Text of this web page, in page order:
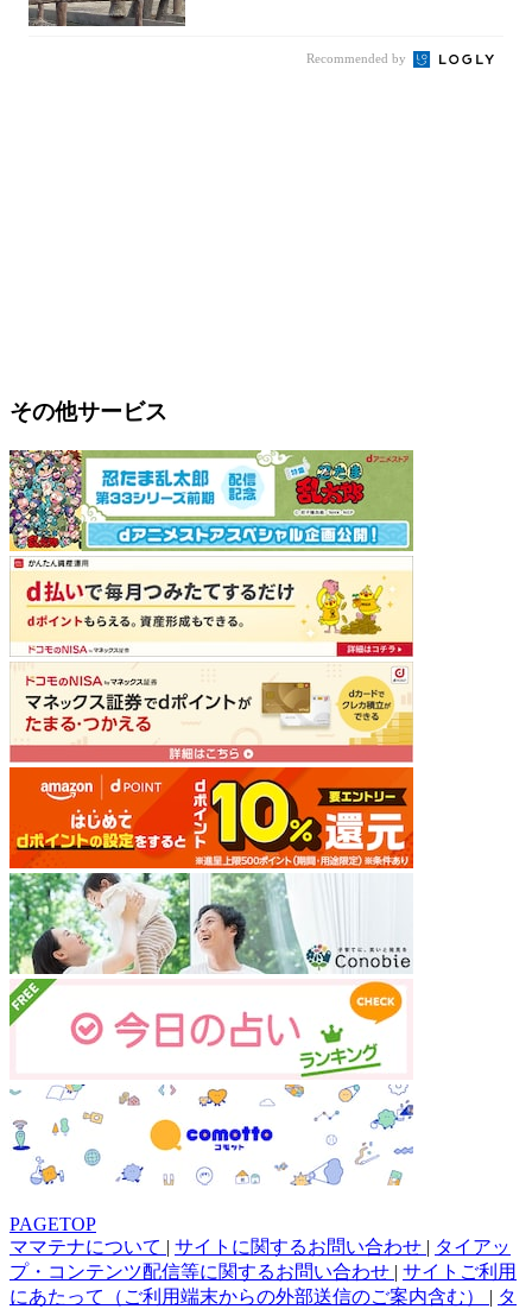
Recommended by
その他サービス
PAGETOP
ママテナについて | サイトに関するお問い合わせ | タイアッ
プ・コンテンツ配信等に関するお問い合わせ | サイトご利用
にあたって（ご利用端末からの外部送信のご案内含む） | タ